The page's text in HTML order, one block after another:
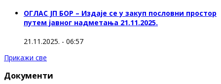
ОГЛАС ЈП БОР – Издаје се у закуп пословни простор
путем јавног надметања 21.11.2025.
21.11.2025. - 06:57
Прикажи све
Документи